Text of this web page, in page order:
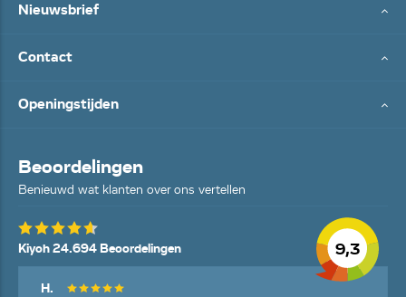
Nieuwsbrief
Contact
Openingstijden
Beoordelingen
Benieuwd wat klanten over ons vertellen
9,3
Kiyoh 24.694 Beoordelingen
H.